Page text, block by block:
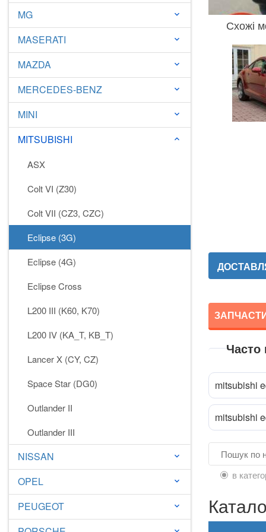
MG keyboard_arrow_down
MASERATI keyboard_arrow_down
MAZDA keyboard_arrow_down
MERCEDES-BENZ keyboard_arrow_down
MINI keyboard_arrow_down
MITSUBISHI keyboard_arrow_down
ASX
Colt VI (Z30)
Colt VII (CZ3, CZC)
Eclipse (3G)
Eclipse (4G)
Eclipse Cross
L200 III (K60, K70)
L200 IV (KA_T, KB_T)
Lancer X (CY, CZ)
Space Star (DG0)
Outlander II
Outlander III
NISSAN keyboard_arrow_down
OPEL keyboard_arrow_down
PEUGEOT keyboard_arrow_down
Схожі
mitsubishi
mitsubishi
в